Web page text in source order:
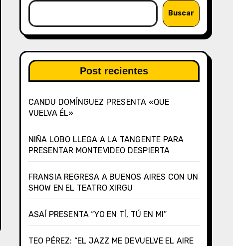
Buscar
Post recientes
CANDU DOMÍNGUEZ PRESENTA «QUE
VUELVA ÉL»
NIÑA LOBO LLEGA A LA TANGENTE PARA
PRESENTAR MONTEVIDEO DESPIERTA
FRANSIA REGRESA A BUENOS AIRES CON UN
SHOW EN EL TEATRO XIRGU
ASAÍ PRESENTA “YO EN TÍ, TÚ EN MI”
TEO PÉREZ: “EL JAZZ ME DEVUELVE EL AIRE